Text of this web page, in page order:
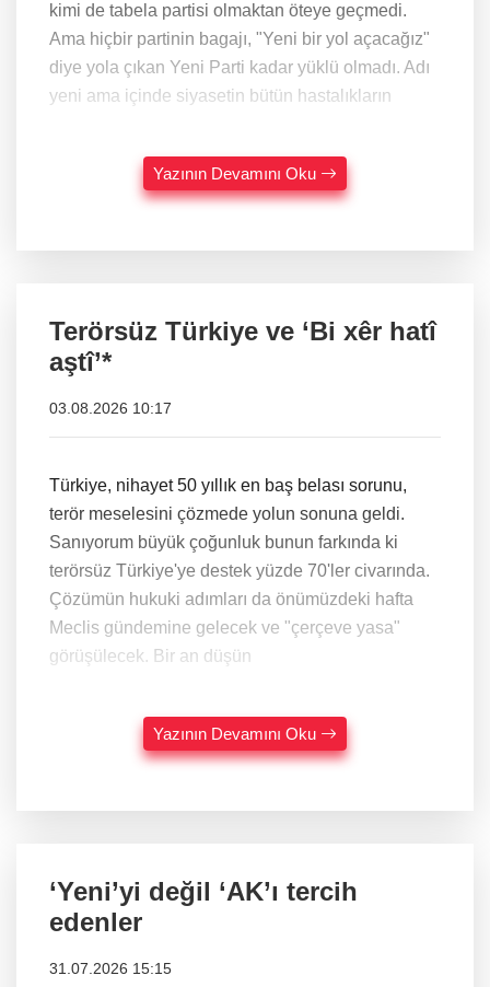
kimi de tabela partisi olmaktan öteye geçmedi.
Ama hiçbir partinin bagajı, "Yeni bir yol açacağız"
diye yola çıkan Yeni Parti kadar yüklü olmadı. Adı
yeni ama içinde siyasetin bütün hastalıkların
Yazının Devamını Oku
Terörsüz Türkiye ve ‘Bi xêr hatî
aştî’*
03.08.2026 10:17
Türkiye, nihayet 50 yıllık en baş belası sorunu,
terör meselesini çözmede yolun sonuna geldi.
Sanıyorum büyük çoğunluk bunun farkında ki
terörsüz Türkiye'ye destek yüzde 70'ler civarında.
Çözümün hukuki adımları da önümüzdeki hafta
Meclis gündemine gelecek ve "çerçeve yasa"
görüşülecek. Bir an düşün
Yazının Devamını Oku
‘Yeni’yi değil ‘AK’ı tercih
edenler
31.07.2026 15:15